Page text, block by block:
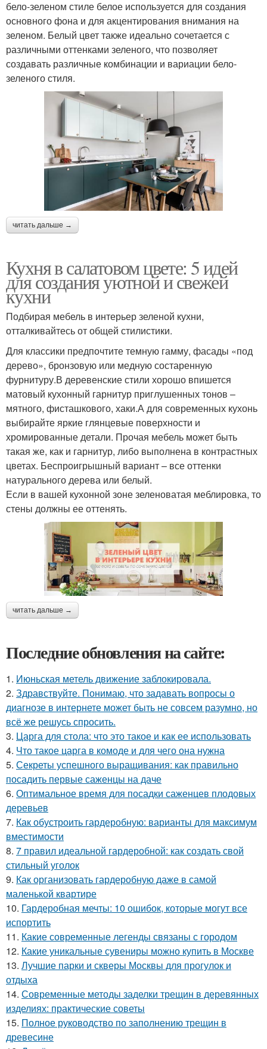
бело-зеленом стиле белое используется для создания
основного фона и для акцентирования внимания на
зеленом. Белый цвет также идеально сочетается с
различными оттенками зеленого, что позволяет
создавать различные комбинации и вариации бело-
зеленого стиля.
читать дальше →
Кухня в салатовом цвете: 5 идей
для создания уютной и свежей
кухни
Подбирая мебель в интерьер зеленой кухни,
отталкивайтесь от общей стилистики.
Для классики предпочтите темную гамму, фасады «под
дерево», бронзовую или медную состаренную
фурнитуру.В деревенские стили хорошо впишется
матовый кухонный гарнитур приглушенных тонов –
мятного, фисташкового, хаки.А для современных кухонь
выбирайте яркие глянцевые поверхности и
хромированные детали. Прочая мебель может быть
такая же, как и гарнитур, либо выполнена в контрастных
цветах. Беспроигрышный вариант – все оттенки
натурального дерева или белый.
Если в вашей кухонной зоне зеленоватая меблировка, то
стены должны ее оттенять.
читать дальше →
Последние обновления на сайте:
1. Июньская метель движение заблокировала.
2. Здравствуйте. Понимаю, что задавать вопросы о
диагнозе в интернете может быть не совсем разумно, но
всё же решусь спросить.
3. Царга для стола: что это такое и как ее использовать
4. Что такое царга в комоде и для чего она нужна
5. Секреты успешного выращивания: как правильно
посадить первые саженцы на даче
6. Оптимальное время для посадки саженцев плодовых
деревьев
7. Как обустроить гардеробную: варианты для максимум
вместимости
8. 7 правил идеальной гардеробной: как создать свой
стильный уголок
9. Как организовать гардеробную даже в самой
маленькой квартире
10. Гардеробная мечты: 10 ошибок, которые могут все
испортить
11. Какие современные легенды связаны с городом
12. Какие уникальные сувениры можно купить в Москве
13. Лучшие парки и скверы Москвы для прогулок и
отдыха
14. Современные методы заделки трещин в деревянных
изделиях: практические советы
15. Полное руководство по заполнению трещин в
древесине